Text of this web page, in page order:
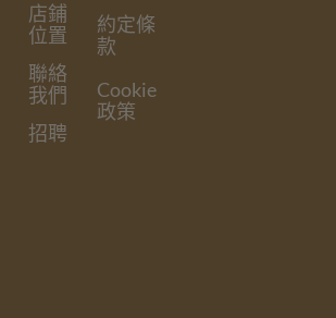
店鋪
位置
聯絡
我們
招聘
約定條
款
Cookie
政策